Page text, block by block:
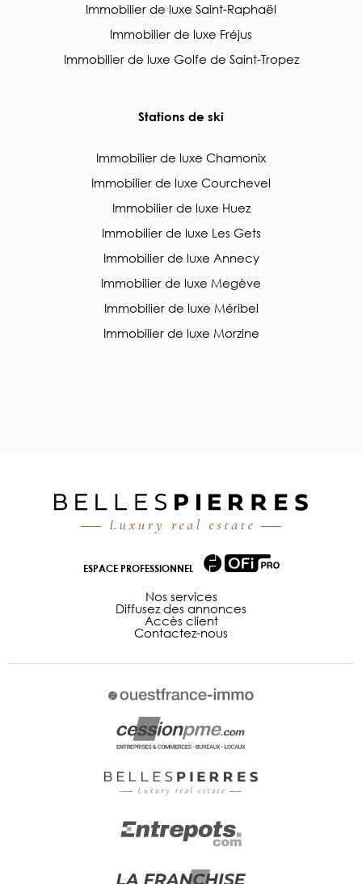
Immobilier de luxe Saint-Raphaël
Immobilier de luxe Fréjus
Immobilier de luxe Golfe de Saint-Tropez
Stations de ski
Immobilier de luxe Chamonix
Immobilier de luxe Courchevel
Immobilier de luxe Huez
Immobilier de luxe Les Gets
Immobilier de luxe Annecy
Immobilier de luxe Megève
Immobilier de luxe Méribel
Immobilier de luxe Morzine
ESPACE PROFESSIONNEL
Nos services
Diffusez des annonces
Accès client
Contactez-nous